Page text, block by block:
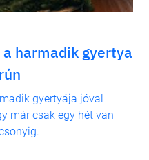
harmadik gyertya
gyertyája jóval
már csak egy hét van